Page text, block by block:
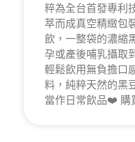
粹為全台首發專利
萃而成真空精緻包
飲，一整袋的濃縮
孕或產後哺乳攝取
輕鬆飲用無負擔口
料，純粹天然的黑
當作日常飲品❤️